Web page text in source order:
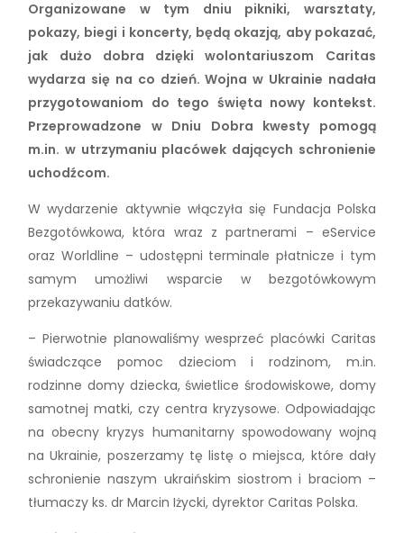
Organizowane w tym dniu pikniki, warsztaty,
pokazy, biegi i koncerty, będą okazją, aby pokazać,
jak dużo dobra dzięki wolontariuszom Caritas
wydarza się na co dzień. Wojna w Ukrainie nadała
przygotowaniom do tego święta nowy kontekst.
Przeprowadzone w Dniu Dobra kwesty pomogą
m.in. w utrzymaniu placówek dających schronienie
uchodźcom.
W wydarzenie aktywnie włączyła się Fundacja Polska
Bezgotówkowa, która wraz z partnerami – eService
oraz Worldline – udostępni terminale płatnicze i tym
samym umożliwi wsparcie w bezgotówkowym
przekazywaniu datków.
– Pierwotnie planowaliśmy wesprzeć placówki Caritas
świadczące pomoc dzieciom i rodzinom, m.in.
rodzinne domy dziecka, świetlice środowiskowe, domy
samotnej matki, czy centra kryzysowe. Odpowiadając
na obecny kryzys humanitarny spowodowany wojną
na Ukrainie, poszerzamy tę listę o miejsca, które dały
schronienie naszym ukraińskim siostrom i braciom –
tłumaczy ks. dr Marcin Iżycki, dyrektor Caritas Polska.